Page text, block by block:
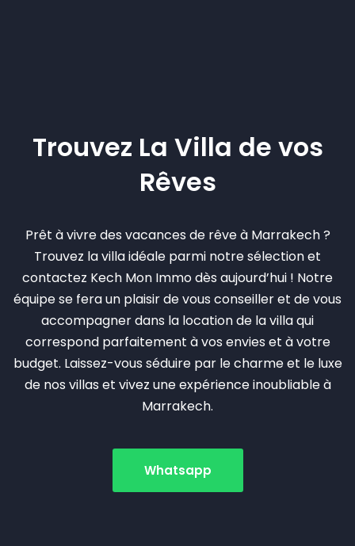
Trouvez La Villa de vos
Rêves
Prêt à vivre des vacances de rêve à Marrakech ?
Trouvez la villa idéale parmi notre sélection et
contactez Kech Mon Immo dès aujourd’hui ! Notre
équipe se fera un plaisir de vous conseiller et de vous
accompagner dans la location de la villa qui
correspond parfaitement à vos envies et à votre
budget. Laissez-vous séduire par le charme et le luxe
de nos villas et vivez une expérience inoubliable à
Marrakech.
Whatsapp